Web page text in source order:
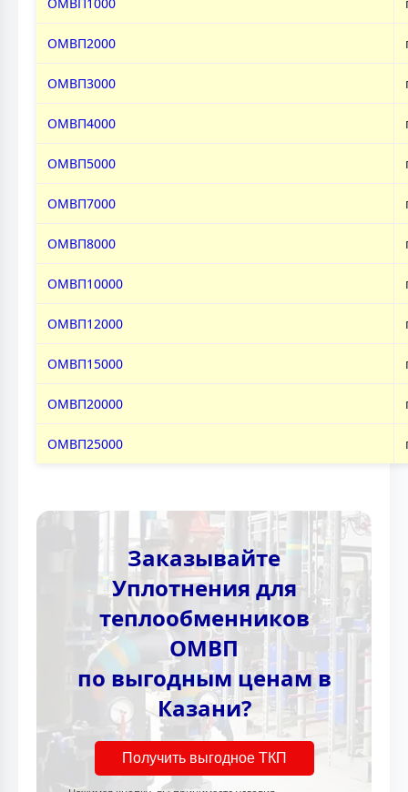
ОМВП1000
ОМВП2000
ОМВП3000
ОМВП4000
ОМВП5000
ОМВП7000
ОМВП8000
ОМВП10000
ОМВП12000
ОМВП15000
ОМВП20000
ОМВП25000
Заказывайте
Уплотнения для
теплообменников
ОМВП
по выгодным ценам в
Казани?
Получить выгодное ТКП